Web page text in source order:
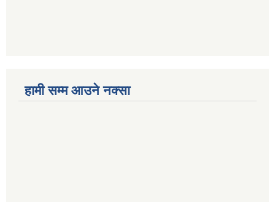
हामी सम्म आउने नक्सा